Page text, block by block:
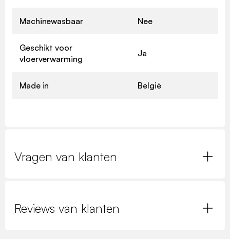
Machinewasbaar Nee
Geschikt voor
vloerverwarming
Ja
Made in België
Vragen van klanten
Reviews van klanten